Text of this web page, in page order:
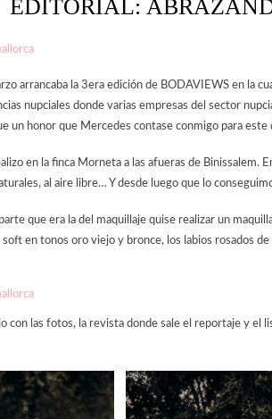
EDITORIAL:
arrancaba la 3era edición de BODAVIEWS en la
nupciales donde varias empresas del sector
un honor que Mercedes contase conmigo para este
en la finca Morneta a las afueras de Binissalem.
al aire libre… Y desde luego que lo
que era la del maquillaje quise realizar un
soft en tonos oro viejo y bronce, los labios rosados
con las fotos, la revista donde sale el reportaje y el